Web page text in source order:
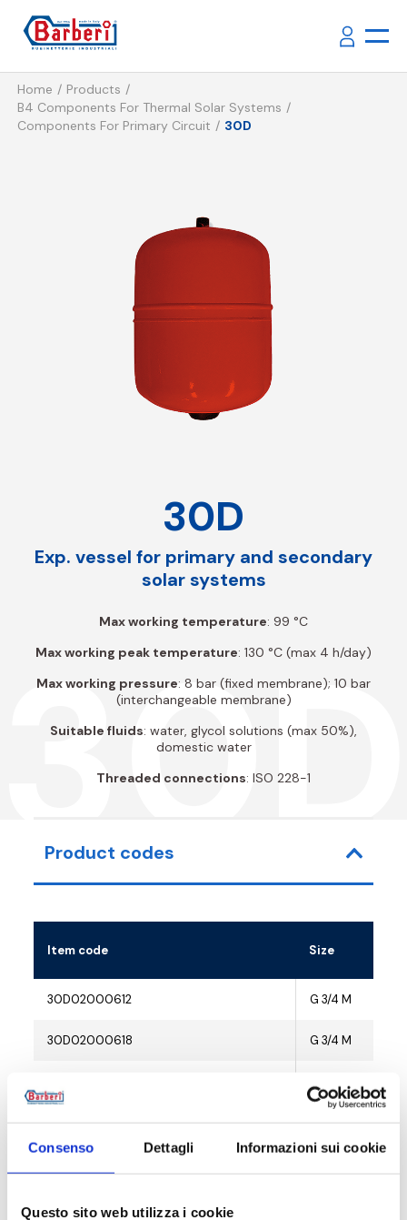
Consenso Dettagli Informazioni sui cookie
Questo sito web utilizza i cookie
Home
Products
B4 Components For Thermal Solar Systems
Components For Primary Circuit
30D
30D
Exp. vessel for primary and secondary
solar systems
Max working temperature: 99 °C
Max working peak temperature: 130 °C (max 4 h/day)
Max working pressure: 8 bar (fixed membrane); 10 bar
(interchangeable membrane)
Suitable fluids: water, glycol solutions (max 50%),
domestic water
Threaded connections: ISO 228-1
Product codes
Item code Size
30D02000612 G 3/4 M
30D02000618 G 3/4 M
30D02000640 G 3/4 M
30D02000819